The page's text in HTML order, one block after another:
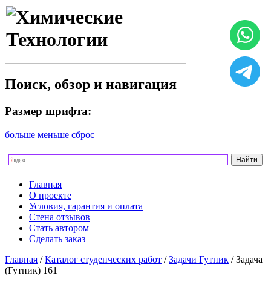
Поиск, обзор и навигация
Размер шрифта:
больше меньше сброс
Главная
О проекте
Условия, гарантия и оплата
Стена отзывов
Стать автором
Сделать заказ
Главная /Каталог студенческих работ /Задачи Гутник / Задача
(Гутник) 161